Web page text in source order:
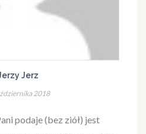
Jerz
2018
podaje (bez ziół) jest